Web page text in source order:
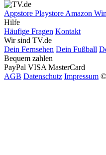
Appstore Playstore Amazon
Hilfe
Häufige Fragen Kontakt
Wir sind TV.de
Dein Fernsehen Dein Fußball
Bequem zahlen
PayPal VISA MasterCard
AGB Datenschutz Impressum ©